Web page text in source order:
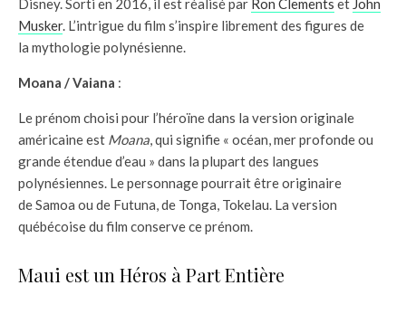
Disney. Sorti en 2016, il est réalisé par Ron Clements et John
Musker. L’intrigue du film s’inspire librement des figures de
la mythologie polynésienne.
Moana / Vaiana :
Le prénom choisi pour l’héroïne dans la version originale
américaine est Moana, qui signifie « océan, mer profonde ou
grande étendue d’eau » dans la plupart des langues
polynésiennes. Le personnage pourrait être originaire
de Samoa ou de Futuna, de Tonga, Tokelau. La version
québécoise du film conserve ce prénom.
Maui est un Héros à Part Entière